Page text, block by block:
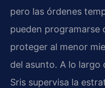
pero las órdenes
pueden programarse
proteger al menor
del asunto. A lo largo
Sris supervisa la